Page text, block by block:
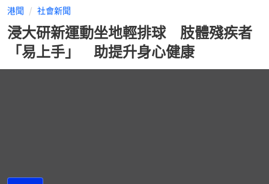
港聞 社會新聞
浸大研新運動坐地輕排球 肢體殘疾者
「易上手」 助提升身心健康